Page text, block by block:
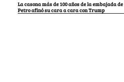
La casona más de 100 años de la embajada
Petro afinó su cara a cara con Trump